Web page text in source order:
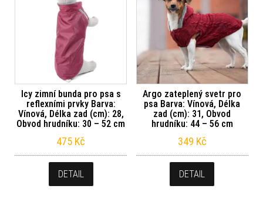
Icy zimní bunda pro psa s
reflexními prvky Barva:
Vínová, Délka zad (cm): 28,
Obvod hrudníku: 30 – 52 cm
475 Kč
DETAIL
Argo zateplený svetr pro
psa Barva: Vínová, Délka
zad (cm): 31, Obvod
hrudníku: 44 – 56 cm
349 Kč
DETAIL